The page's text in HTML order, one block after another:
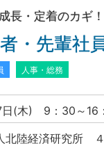
長・定着のカギ！
・先輩社
人事・総務
日(木) 9：30～16
北陸経済研究所